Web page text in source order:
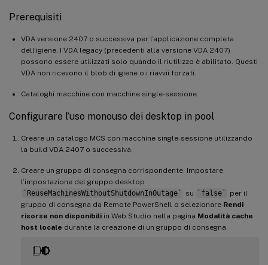
Prerequisiti
VDA versione 2407 o successiva per l’applicazione completa
dell’igiene. I VDA legacy (precedenti alla versione VDA 2407)
possono essere utilizzati solo quando il riutilizzo è abilitato. Questi
VDA non ricevono il blob di igiene o i riavvii forzati.
Cataloghi macchine con macchine single-sessione.
Configurare l’uso monouso dei desktop in pool
Creare un catalogo MCS con macchine single-sessione utilizzando
la build VDA 2407 o successiva.
Creare un gruppo di consegna corrispondente. Impostare
l’impostazione del gruppo desktop
`ReuseMachinesWithoutShutdownInOutage`
su `false`
per il
gruppo di consegna da Remote PowerShell o selezionare Rendi
risorse non disponibili in Web Studio nella pagina Modalità cache
host locale durante la creazione di un gruppo di consegna.